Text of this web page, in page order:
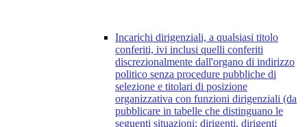
Incarichi dirigenziali, a qualsiasi titolo
conferiti, ivi inclusi quelli conferiti
discrezionalmente dall'organo di indirizzo
politico senza procedure pubbliche di
selezione e titolari di posizione
organizzativa con funzioni dirigenziali (da
pubblicare in tabelle che distinguano le
seguenti situazioni: dirigenti, dirigenti